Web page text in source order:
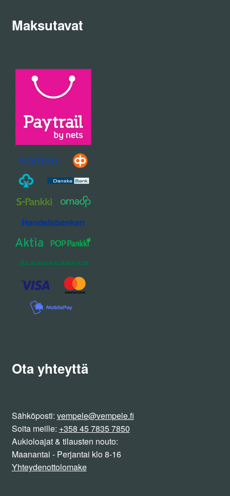
Maksutavat
Ota yhteyttä
Sähköposti: vempele@vempele.fi
Soita meille: +358 45 7835 7850
Aukioloajat & tilausten nouto:
Maanantai - Perjantai klo 8-16
Yhteydenottolomake